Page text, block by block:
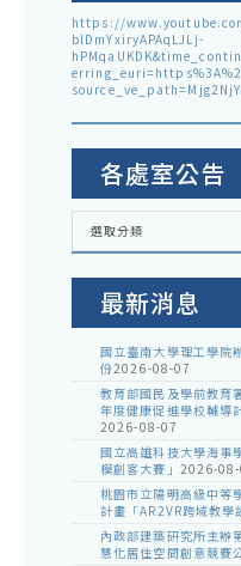
https://
blDmYxiryAPAqLJLj-
各處室公告
各
室
選取分類
最新消息
國立臺南大學理工學院
份2026-08-07
教育部國民及學前教育
年度健康促進學校輔導
2026-08-07
國立高雄科技大學海事
模創客大賽」 2026-
桃園市立陽明高級中等
計畫「AR2VR跨域教學
內政部建築研究所主辦
慧化居住空間創意競賽